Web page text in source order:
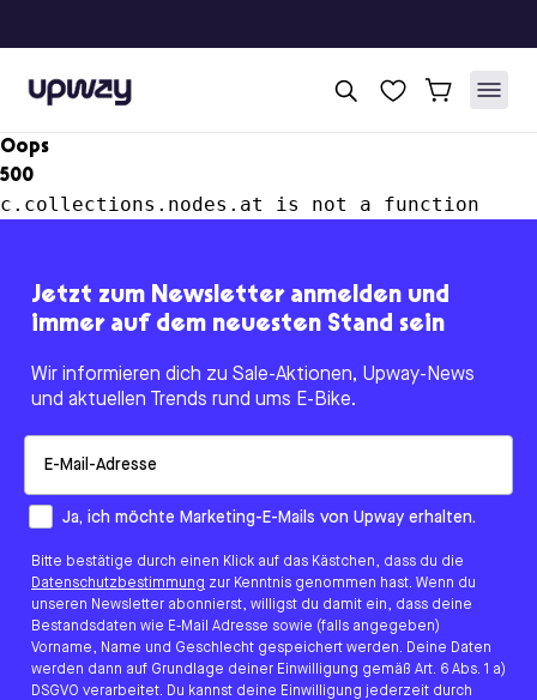
Upway
Oops
500
c.collections.nodes.at is not a function
Jetzt zum Newsletter anmelden und
immer auf dem neuesten Stand sein
Wir informieren dich zu Sale-Aktionen, Upway-News
und aktuellen Trends rund ums E-Bike.
How would you like to hear from us?
Ja, ich möchte Marketing-E-Mails von Upway erhalten.
Bitte bestätige durch einen Klick auf das Kästchen, dass du die
Datenschutzbestimmung zur Kenntnis genommen hast. Wenn du
unseren Newsletter abonnierst, willigst du damit ein, dass deine
Bestandsdaten wie E-Mail Adresse sowie (falls angegeben)
Vorname, Name und Geschlecht gespeichert werden. Deine Daten
werden dann auf Grundlage deiner Einwilligung gemäß Art. 6 Abs. 1 a)
DSGVO verarbeitet. Du kannst deine Einwilligung jederzeit durch